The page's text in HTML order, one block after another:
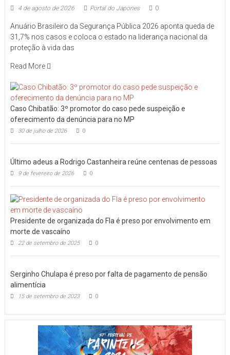
4 de agosto de 2026 Portal do Japones 0
Anuário Brasileiro da Segurança Pública 2026 aponta queda de
31,7% nos casos e coloca o estado na liderança nacional da
proteção à vida das
Read More
Caso Chibatão: 3º promotor do caso pede suspeição e
oferecimento da denúncia para no MP
30 de julho de 2026 0
Último adeus a Rodrigo Castanheira reúne centenas de pessoas
9 de fevereiro de 2026 0
Presidente de organizada do Fla é preso por envolvimento em
morte de vascaíno
22 de setembro de 2025 0
Serginho Chulapa é preso por falta de pagamento de pensão
alimentícia
15 de setembro de 2023 0